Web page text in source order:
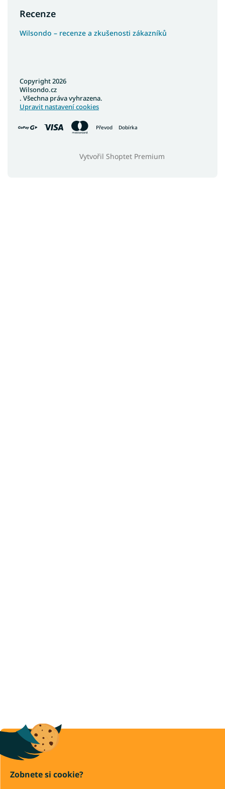
Zobnete si cookie?
Recenze
Wilsondo – recenze a zkušenosti zákazníků
Převod Dobírka
Vytvořil Shoptet Premium
Copyright 2026
Wilsondo.cz
. Všechna práva vyhrazena.
Upravit nastavení cookies